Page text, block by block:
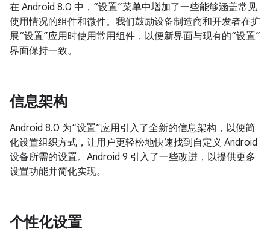
在 Android 8.0 中，“设置”菜单中增加了一些能够涵盖常见
使用情况的组件和微件。我们鼓励设备制造商和开发者在扩
展“设置”应用时使用常用组件，以便新界面与现有的“设置”
界面保持一致。
信息架构
Android 8.0 为“设置”应用引入了全新的信息架构，以便简
化设置组织方式，让用户更轻松地快速找到自定义 Android
设备所需的设置。Android 9 引入了一些改进，以提供更多
设置功能并简化实现。
个性化设置